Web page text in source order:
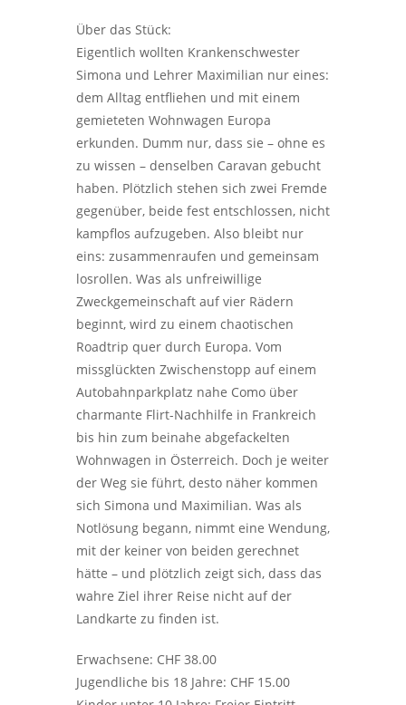
Über das Stück:
Eigentlich wollten Krankenschwester
Simona und Lehrer Maximilian nur eines:
dem Alltag entfliehen und mit einem
gemieteten Wohnwagen Europa
erkunden. Dumm nur, dass sie – ohne es
zu wissen – denselben Caravan gebucht
haben. Plötzlich stehen sich zwei Fremde
gegenüber, beide fest entschlossen, nicht
kampflos aufzugeben. Also bleibt nur
eins: zusammenraufen und gemeinsam
losrollen. Was als unfreiwillige
Zweckgemeinschaft auf vier Rädern
beginnt, wird zu einem chaotischen
Roadtrip quer durch Europa. Vom
missglückten Zwischenstopp auf einem
Autobahnparkplatz nahe Como über
charmante Flirt-Nachhilfe in Frankreich
bis hin zum beinahe abgefackelten
Wohnwagen in Österreich. Doch je weiter
der Weg sie führt, desto näher kommen
sich Simona und Maximilian. Was als
Notlösung begann, nimmt eine Wendung,
mit der keiner von beiden gerechnet
hätte – und plötzlich zeigt sich, dass das
wahre Ziel ihrer Reise nicht auf der
Landkarte zu finden ist.
Erwachsene: CHF 38.00
Jugendliche bis 18 Jahre: CHF 15.00